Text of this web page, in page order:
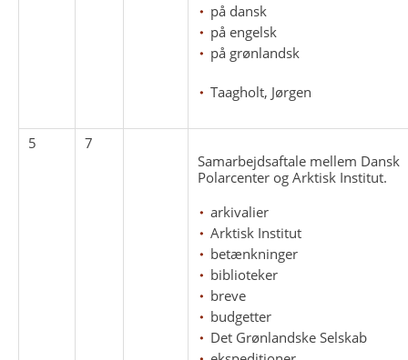
på dansk
på engelsk
på grønlandsk
Taagholt, Jørgen
5
7
Samarbejdsaftale mellem Dansk
Polarcenter og Arktisk Institut.
arkivalier
Arktisk Institut
betænkninger
biblioteker
breve
budgetter
Det Grønlandske Selskab